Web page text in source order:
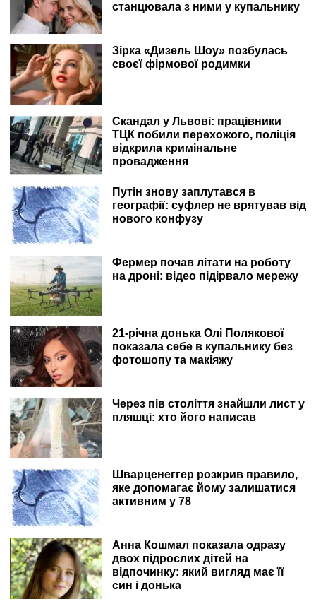
станцювала з ними у купальнику
Зірка «Дизель Шоу» позбулась
своєї фірмової родимки
Скандал у Львові: працівники
ТЦК побили перехожого, поліція
відкрила кримінальне
провадження
Путін знову заплутався в
географії: суфлер не врятував від
нового конфузу
Фермер почав літати на роботу
на дроні: відео підірвало мережу
21-річна донька Олі Полякової
показала себе в купальнику без
фотошопу та макіяжу
Через пів століття знайшли лист у
пляшці: хто його написав
Шварценеггер розкрив правило,
яке допомагає йому залишатися
активним у 78
Анна Кошмал показала одразу
двох підрослих дітей на
відпочинку: який вигляд має її
син і донька